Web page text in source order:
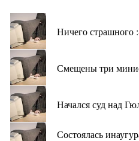
Ничего страшного
Смещены три
Начался суд над
Состоялась